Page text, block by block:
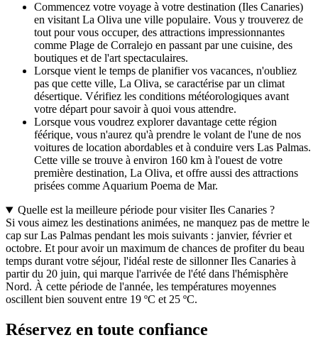
Commencez votre voyage à votre destination (Iles Canaries)
en visitant La Oliva une ville populaire. Vous y trouverez de
tout pour vous occuper, des attractions impressionnantes
comme Plage de Corralejo en passant par une cuisine, des
boutiques et de l'art spectaculaires.
Lorsque vient le temps de planifier vos vacances, n'oubliez
pas que cette ville, La Oliva, se caractérise par un climat
désertique. Vérifiez les conditions météorologiques avant
votre départ pour savoir à quoi vous attendre.
Lorsque vous voudrez explorer davantage cette région
féérique, vous n'aurez qu'à prendre le volant de l'une de nos
voitures de location abordables et à conduire vers Las Palmas.
Cette ville se trouve à environ 160 km à l'ouest de votre
première destination, La Oliva, et offre aussi des attractions
prisées comme Aquarium Poema de Mar.
Quelle est la meilleure période pour visiter Iles Canaries ?
Si vous aimez les destinations animées, ne manquez pas de mettre le
cap sur Las Palmas pendant les mois suivants : janvier, février et
octobre. Et pour avoir un maximum de chances de profiter du beau
temps durant votre séjour, l'idéal reste de sillonner Iles Canaries à
partir du 20 juin, qui marque l'arrivée de l'été dans l'hémisphère
Nord. À cette période de l'année, les températures moyennes
oscillent bien souvent entre 19 ºC et 25 ºC.
Réservez en toute confiance